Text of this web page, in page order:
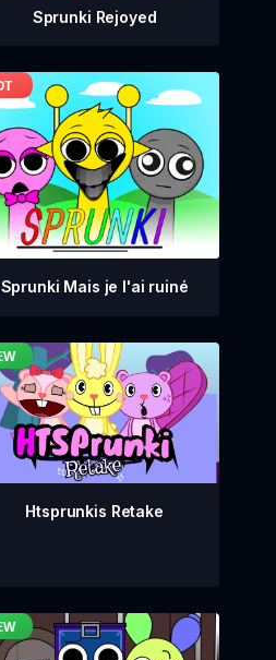
Sprunki Rejoyed
Sprunki Mais je l'ai ruiné
Htsprunkis Retake